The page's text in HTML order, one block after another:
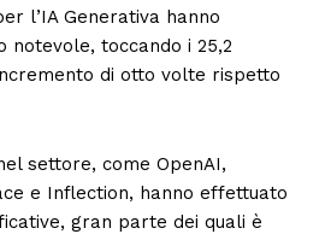
l’IA Generativa hanno
notevole, toccando i 25,2
di otto volte rispetto
settore, come OpenAI,
e Inflection, hanno effettuato
gran parte dei quali è